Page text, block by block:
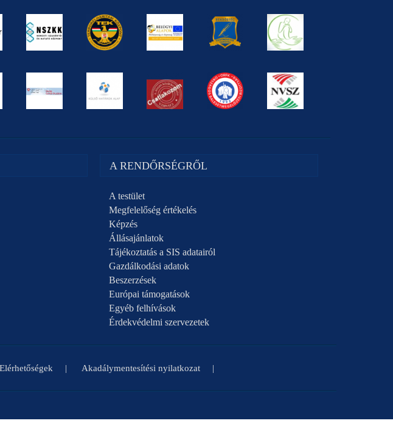
A RENDŐRSÉGRŐL
A testület
Megfelelőség értékelés
Képzés
Állásajánlatok
Tájékoztatás a SIS adatairól
Gazdálkodási adatok
Beszerzések
Európai támogatások
Egyéb felhívások
Érdekvédelmi szervezetek
Elérhetőségek Akadálymentesítési nyilatkozat